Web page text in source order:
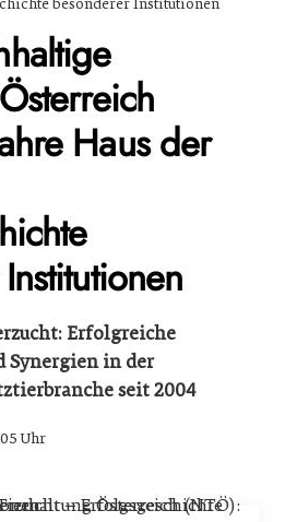
besonderer Institutionen
Haus der
Erfolgreiche
Synergien in der
seit 2004
Uhr